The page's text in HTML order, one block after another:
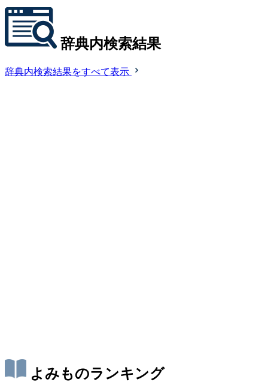
辞典内検索結果
辞典内検索結果をすべて表示
よみものランキング